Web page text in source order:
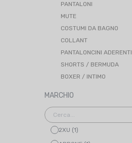
PANTALONI
MUTE
COSTUMI DA BAGNO
COLLANT
PANTALONCINI ADERENTI
SHORTS / BERMUDA
BOXER / INTIMO
MARCHIO
2XU (1)